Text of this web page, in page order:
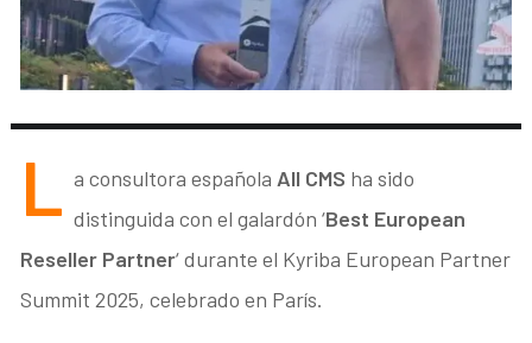
L a consultora española All CMS ha sido
distinguida con el galardón ‘Best European
Reseller Partner‘ durante el Kyriba European Partner
Summit 2025, celebrado en París.